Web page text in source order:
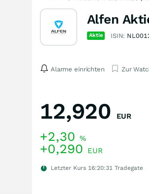
Alfen
Aktie ISIN:
Alarme einrichten Zur
12,920 EUR
+2,30 %
+0,290 EUR
Letzter Kurs 16:20:31 Tradegate